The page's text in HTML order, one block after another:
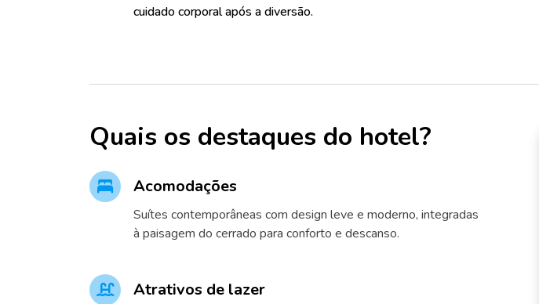
cuidado corporal após a diversão.
Quais os destaques do hotel?
Acomodações
Suítes contemporâneas com design leve e moderno, integradas
à paisagem do cerrado para conforto e descanso.
Atrativos de lazer